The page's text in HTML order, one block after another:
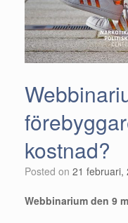
kostnad?
Posted on 21 februari,
Webbinarium den 9